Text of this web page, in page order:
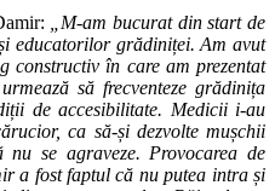
„M-am bucurat din start de
educatorilor grădiniței. Am avut
în care am prezentat
să frecventeze grădinița
de accesibilitate. Medicii i-au
ca să-și dezvolte mușchii
se agraveze. Provocarea de
a fost faptul că nu putea intra și